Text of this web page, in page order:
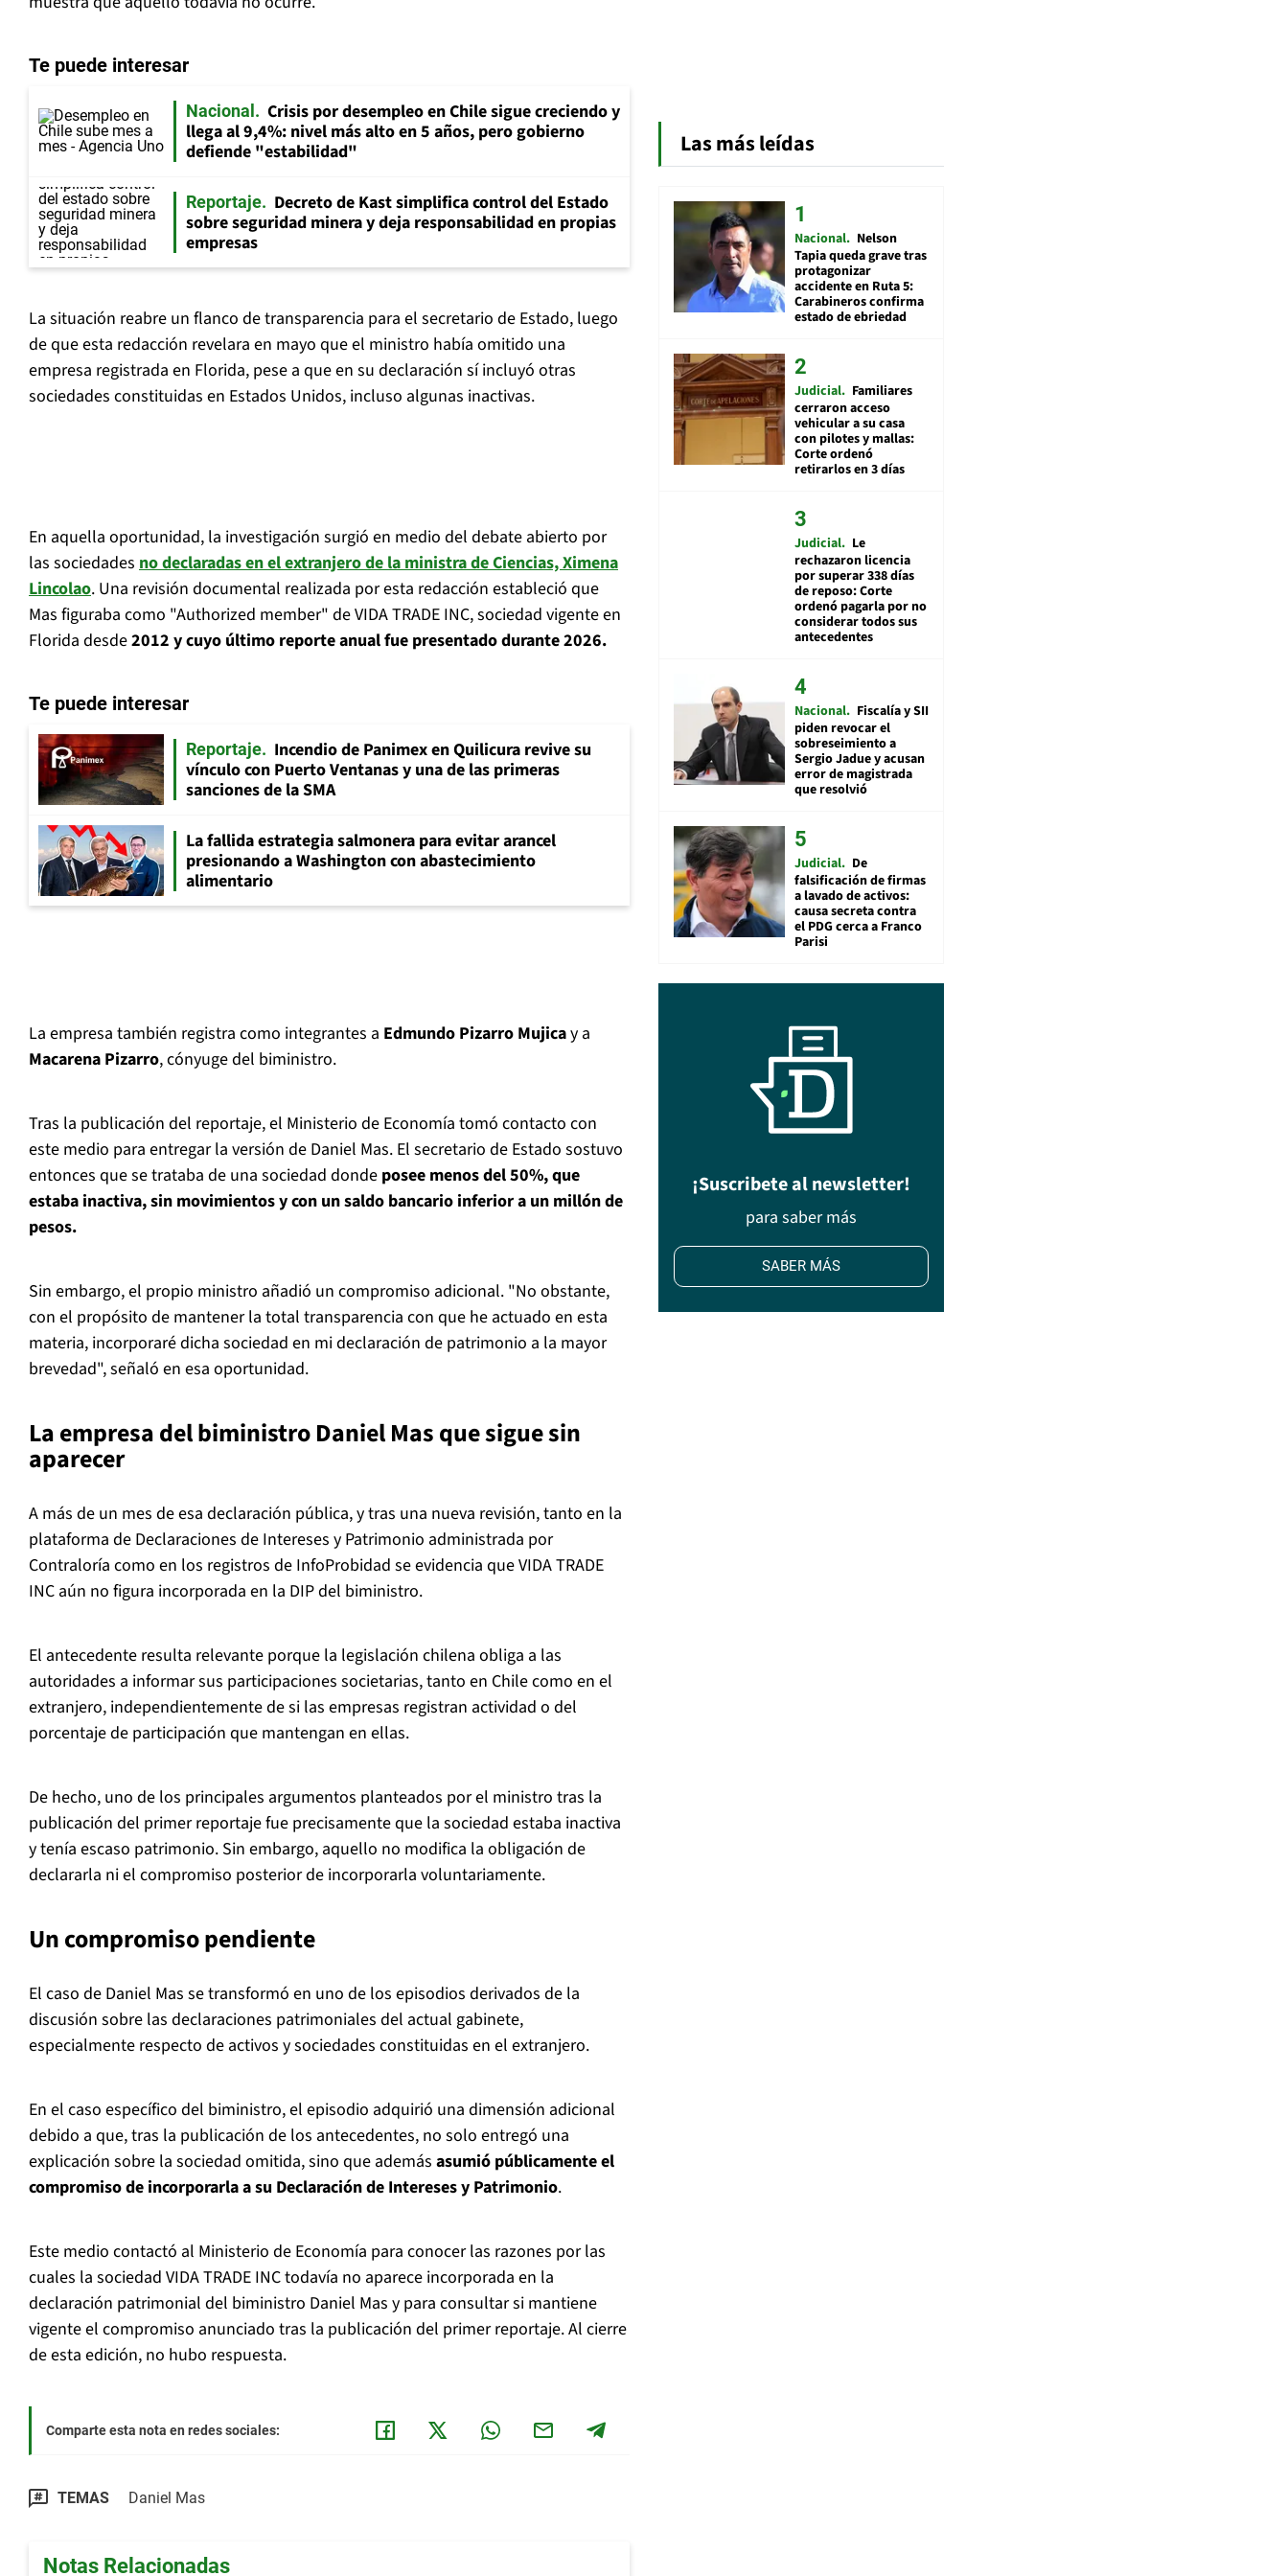
Te puede interesar
Nacional
Crisis por desempleo en Chile sigue creciendo y
llega al 9,4%: nivel más alto en 5 años, pero gobierno
defiende "estabilidad"
Reportaje
Decreto de Kast simplifica control del Estado
sobre seguridad minera y deja responsabilidad en propias
empresas
La situación reabre un flanco de transparencia para el secretario de Estado, luego
de que esta redacción revelara en mayo que el ministro había omitido una
empresa registrada en Florida, pese a que en su declaración sí incluyó otras
sociedades constituidas en Estados Unidos, incluso algunas inactivas.
En aquella oportunidad, la investigación surgió en medio del debate abierto por
las sociedades no declaradas en el extranjero de la ministra de Ciencias, Ximena
Lincolao. Una revisión documental realizada por esta redacción estableció que
Mas figuraba como "Authorized member" de VIDA TRADE INC, sociedad vigente en
Florida desde2012 y cuyo último reporte anual fue presentado durante 2026.
Te puede interesar
Reportaje
Incendio de Panimex en Quilicura revive su
vínculo con Puerto Ventanas y una de las primeras
sanciones de la SMA
La fallida estrategia salmonera para evitar arancel
presionando a Washington con abastecimiento
alimentario
La empresa también registra como integrantes a Edmundo Pizarro Mujicay a
Macarena Pizarro, cónyuge del biministro.
Tras la publicación del reportaje, el Ministerio de Economía tomó contacto con
este medio para entregar la versión de Daniel Mas. El secretario de Estado sostuvo
entonces que se trataba de una sociedad donde posee menos del 50%, que
estaba inactiva, sin movimientos y con un saldo bancario inferior a un millón de
pesos.
Sin embargo, el propio ministro añadió un compromiso adicional. "No obstante,
con el propósito de mantener la total transparencia con que he actuado en esta
materia, incorporaré dicha sociedad en mi declaración de patrimonio a la mayor
brevedad", señaló en esa oportunidad.
La empresa del biministro Daniel Mas que sigue sin
aparecer
A más de un mes de esa declaración pública, y tras una nueva revisión, tanto en la
plataforma de Declaraciones de Intereses y Patrimonio administrada por
Contraloría como en los registros de InfoProbidad se evidencia que VIDA TRADE
INC aún no figura incorporada en la DIP del biministro.
El antecedente resulta relevante porque la legislación chilena obliga a las
autoridades a informar sus participaciones societarias, tanto en Chile como en el
extranjero, independientemente de si las empresas registran actividad o del
porcentaje de participación que mantengan en ellas.
De hecho, uno de los principales argumentos planteados por el ministro tras la
publicación del primer reportaje fue precisamente que la sociedad estaba inactiva
y tenía escaso patrimonio. Sin embargo, aquello no modifica la obligación de
declararla ni el compromiso posterior de incorporarla voluntariamente.
Un compromiso pendiente
El caso de Daniel Mas se transformó en uno de los episodios derivados de la
discusión sobre las declaraciones patrimoniales del actual gabinete,
especialmente respecto de activos y sociedades constituidas en el extranjero.
En el caso específico del biministro, el episodio adquirió una dimensión adicional
debido a que, tras la publicación de los antecedentes, no solo entregó una
explicación sobre la sociedad omitida, sino que además asumió públicamente el
compromiso de incorporarla a su Declaración de Intereses y Patrimonio.
Este medio contactó al Ministerio de Economía para conocer las razones por las
cuales la sociedad VIDA TRADE INC todavía no aparece incorporada en la
declaración patrimonial del biministro Daniel Mas y para consultar si mantiene
vigente el compromiso anunciado tras la publicación del primer reportaje. Al cierre
de esta edición, no hubo respuesta.
Comparte esta nota en redes sociales:
TEMAS Daniel Mas
Notas Relacionadas
Las más leídas
Nacional Nelson
Tapia queda grave tras
protagonizar
accidente en Ruta 5:
Carabineros confirma
estado de ebriedad
Judicial Familiares
cerraron acceso
vehicular a su casa
con pilotes y mallas:
Corte ordenó
retirarlos en 3 días
Judicial Le
rechazaron licencia
por superar 338 días
de reposo: Corte
ordenó pagarla por no
considerar todos sus
antecedentes
Nacional Fiscalía y SII
piden revocar el
sobreseimiento a
Sergio Jadue y acusan
error de magistrada
que resolvió
Judicial De
falsificación de firmas
a lavado de activos:
causa secreta contra
el PDG cerca a Franco
Parisi
¡Suscribete al newsletter!
para saber más
SABER MÁS